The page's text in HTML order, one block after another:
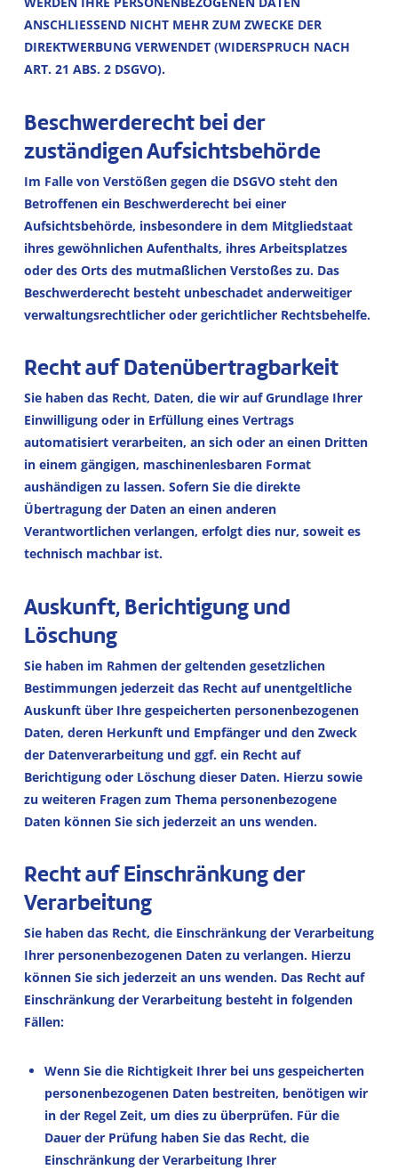
ANSCHLIESSEND NICHT MEHR ZUM ZWECKE DER
DIREKTWERBUNG VERWENDET (WIDERSPRUCH NACH
ART. 21 ABS. 2 DSGVO).
Beschwerde­recht bei der
zuständigen Aufsichts­behörde
Im Falle von Verstößen gegen die DSGVO steht den
Betroffenen ein Beschwerderecht bei einer
Aufsichtsbehörde, insbesondere in dem Mitgliedstaat
ihres gewöhnlichen Aufenthalts, ihres Arbeitsplatzes
oder des Orts des mutmaßlichen Verstoßes zu. Das
Beschwerderecht besteht unbeschadet anderweitiger
verwaltungsrechtlicher oder gerichtlicher Rechtsbehelfe.
Recht auf Daten­übertrag­barkeit
Sie haben das Recht, Daten, die wir auf Grundlage Ihrer
Einwilligung oder in Erfüllung eines Vertrags
automatisiert verarbeiten, an sich oder an einen Dritten
in einem gängigen, maschinenlesbaren Format
aushändigen zu lassen. Sofern Sie die direkte
Übertragung der Daten an einen anderen
Verantwortlichen verlangen, erfolgt dies nur, soweit es
technisch machbar ist.
Auskunft, Berichtigung und
Löschung
Sie haben im Rahmen der geltenden gesetzlichen
Bestimmungen jederzeit das Recht auf unentgeltliche
Auskunft über Ihre gespeicherten personenbezogenen
Daten, deren Herkunft und Empfänger und den Zweck
der Datenverarbeitung und ggf. ein Recht auf
Berichtigung oder Löschung dieser Daten. Hierzu sowie
zu weiteren Fragen zum Thema personenbezogene
Daten können Sie sich jederzeit an uns wenden.
Recht auf Einschränkung der
Verarbeitung
Sie haben das Recht, die Einschränkung der Verarbeitung
Ihrer personenbezogenen Daten zu verlangen. Hierzu
können Sie sich jederzeit an uns wenden. Das Recht auf
Einschränkung der Verarbeitung besteht in folgenden
Fällen:
Wenn Sie die Richtigkeit Ihrer bei uns gespeicherten
personenbezogenen Daten bestreiten, benötigen wir
in der Regel Zeit, um dies zu überprüfen. Für die
Dauer der Prüfung haben Sie das Recht, die
Einschränkung der Verarbeitung Ihrer